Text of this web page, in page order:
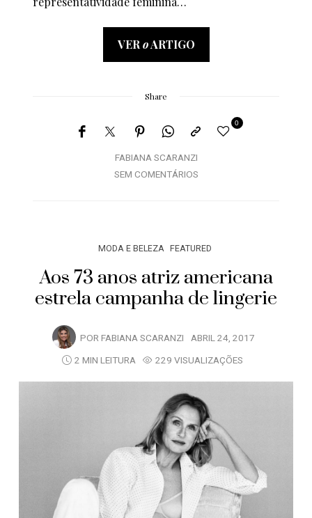
VER oARTIGO
Share
FABIANA SCARANZI
0
SEM COMENTÁRIOS
MODA E BELEZA FEATURED
Aos 73 anos atriz americana
estrela campanha de lingerie
POR FABIANA SCARANZI ABRIL 24, 2017
2 MIN LEITURA
229 VISUALIZAÇÕES